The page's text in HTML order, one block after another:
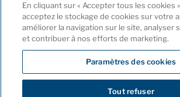
© Droit d’auteur de Financière Oaken. Tous droits
Oaken est une marque de commerce de Banque
propriété exclusive de la Compagnie Home Trust.
toutes deux membres de la Société d’assurance-
(SADC).
En cliquant sur « Accepter tous les cookies
acceptez le stockage de cookies sur votre
améliorer la navigation sur le site, analyser
et contribuer à nos efforts de marketing.
Paramètres des cookies
Tout refuser